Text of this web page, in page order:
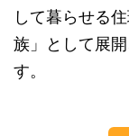
して暮らせる
族」として展
す。